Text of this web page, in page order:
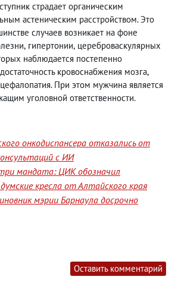
страдает органическим
астеническим расстройством. Это
случаев возникает на фоне
, гипертонии, цереброваскулярных
наблюдается постепенно
кровоснабжения мозга,
При этом мужчина является
уголовной ответственности.
онкодиспансера отказались от
с ИИ
мандата: ЦИК обозначил
кресла от Алтайского края
мэрии Барнаула досрочно
Оставить комментарий